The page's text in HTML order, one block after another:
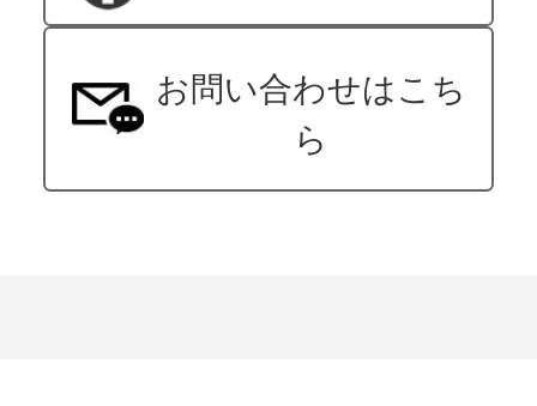
お問い合わせはこち
ら